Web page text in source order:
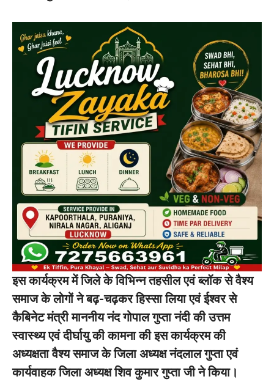
इस कार्यक्रम में जिले के विभिन्न तहसील एवं ब्लॉक से वैश्य
समाज के लोगों ने बढ़-चढ़कर हिस्सा लिया एवं ईश्वर से
कैबिनेट मंत्री माननीय नंद गोपाल गुप्ता नंदी की उत्तम
स्वास्थ्य एवं दीर्घायु की कामना की इस कार्यक्रम की
अध्यक्षता वैश्य समाज के जिला अध्यक्ष नंदलाल गुप्ता एवं
कार्यवाहक जिला अध्यक्ष शिव कुमार गुप्ता जी ने किया।